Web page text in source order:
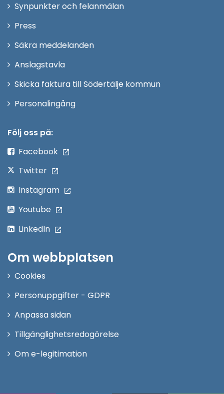
Synpunkter och felanmälan
Press
fönster
Säkra meddelanden
Anslagstavla
Skicka faktura till Södertälje kommun
PersonalingångÖppna
Följ oss på:
Facebook
Twitter
Instagram
Youtube
LinkedIn
Om webbplatsen
Cookies
Personuppgifter - GDPR
Anpassa sidan
Tillgänglighetsredogörelse
Om e-legitimation